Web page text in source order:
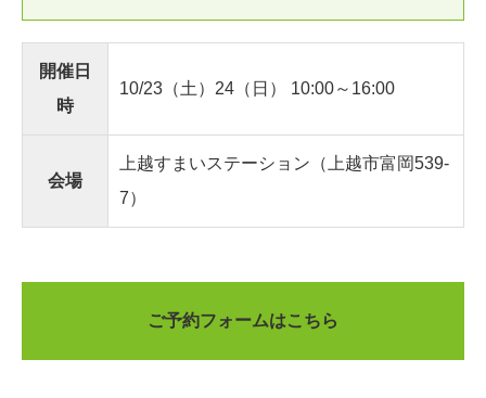
開催日
時
10/23（土）24（日） 10:00～16:00
会場
上越すまいステーション（上越市富岡539-
7）
ご予約フォームはこちら